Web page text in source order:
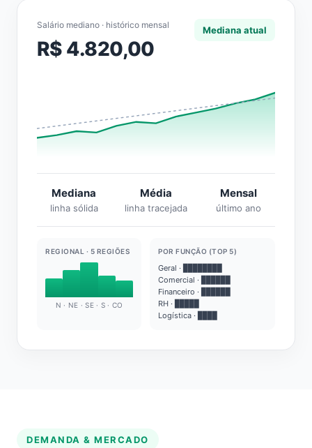
Salário mediano · histórico mensal
R$ 4.820,00
Mediana atual
Mediana
linha sólida
Média
linha tracejada
Mensal
último ano
REGIONAL · 5 REGIÕES
N · NE · SE · S · CO
POR FUNÇÃO (TOP 5)
Geral · ████████
Comercial · ██████
Financeiro · ██████
RH · █████
Logística · ████
DEMANDA & MERCADO